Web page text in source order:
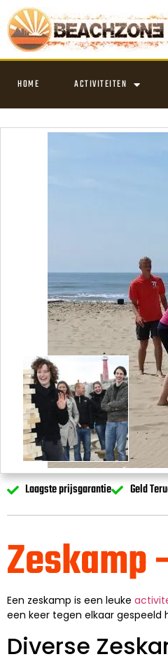
HOME ACTIVITEITEN
Laagste prijsgarantie Geld
Zeskamp
Een zeskamp is een leuke
een keer tegen elkaar gespeeld
Diverse